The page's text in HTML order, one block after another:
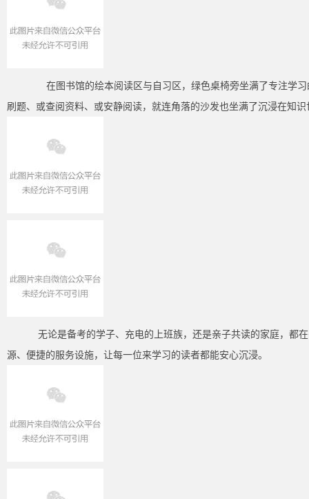
在图书馆的绘本阅读区与自习区，绿色桌椅旁坐满了专注学习
刷题、或查阅资料、或安静阅读，就连角落的沙发也坐满了沉浸在知
无论是备考的学子、充电的上班族，还是亲子共读的家庭，都
源、便捷的服务设施，让每一位来学习的读者都能安心沉浸。